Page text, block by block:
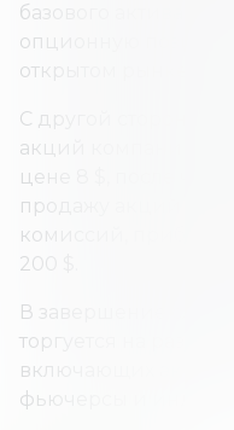
базового актива.
опционную
открытом рынке.
С другой стороны,
акций компании
цене 8 $, после
продажу акций за 10
комиссий, прибыль
200 $.
В завершение
торгуется на
включающих акции,
фьючерсы и